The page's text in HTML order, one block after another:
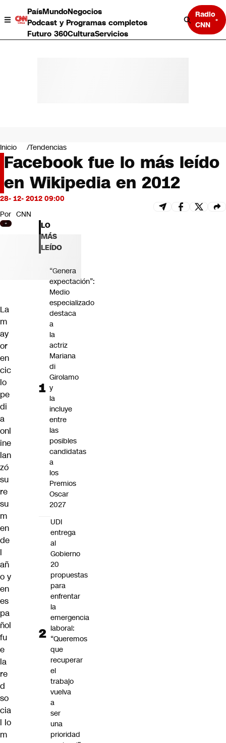
PaísMundoNegocios
Podcast y Programas completos
Futuro 360CulturaServicios
Radio
CNN
Negocios
Deportes
Programas completos
Cultura
Servicios
Bits
CNN Data
CNN tiempo
Futuro 360
Inicio Tendencias
Facebook fue lo más leído
en Wikipedia en 2012
28- 12- 2012 09:00
Por CNN
La
m
ay
or
en
cic
lo
pe
di
a
onl
ine
lan
zó
su
re
su
m
en
de
l
añ
o y
en
es
pa
ñol
fu
e
la
re
d
so
cia
l lo
m
LO
MÁS
LEÍDO
“Genera
expectación”:
Medio
especializado
destaca
a
la
actriz
Mariana
di
Girolamo
y
la
incluye
entre
las
posibles
candidatas
a
los
Premios
Oscar
2027
UDI
entrega
al
Gobierno
20
propuestas
para
enfrentar
la
emergencia
laboral:
“Queremos
que
recuperar
el
trabajo
vuelva
a
ser
una
prioridad